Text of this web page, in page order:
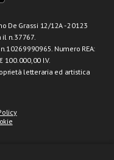
De Grassi 12/12A - 20123
il n.37767.
n.10269990965. Numero REA:
I.V.
letteraria ed artistica